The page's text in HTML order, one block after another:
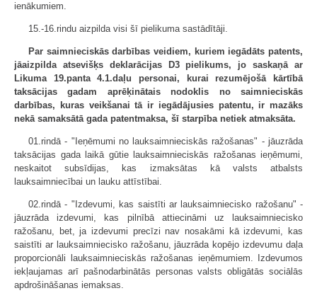
ienākumiem.
15.-16.rindu aizpilda visi šī pielikuma sastādītāji.
Par saimnieciskās darbības veidiem, kuriem iegādāts patents,
jāaizpilda atsevišķs deklarācijas D3 pielikums, jo saskaņā ar
Likuma 19.panta 4.1.daļu personai, kurai rezumējošā kārtībā
taksācijas gadam aprēķinātais nodoklis no saimnieciskās
darbības, kuras veikšanai tā ir iegādājusies patentu, ir mazāks
nekā samaksātā gada patentmaksa, šī starpība netiek atmaksāta.
01.rindā - "Ieņēmumi no lauksaimnieciskās ražošanas" - jāuzrāda
taksācijas gada laikā gūtie lauksaimnieciskās ražošanas ieņēmumi,
neskaitot subsīdijas, kas izmaksātas kā valsts atbalsts
lauksaimniecībai un lauku attīstībai.
02.rindā - "Izdevumi, kas saistīti ar lauksaimniecisko ražošanu" -
jāuzrāda izdevumi, kas pilnībā attiecināmi uz lauksaimniecisko
ražošanu, bet, ja izdevumi precīzi nav nosakāmi kā izdevumi, kas
saistīti ar lauksaimniecisko ražošanu, jāuzrāda kopējo izdevumu daļa
proporcionāli lauksaimnieciskās ražošanas ieņēmumiem. Izdevumos
iekļaujamas arī pašnodarbinātās personas valsts obligātās sociālās
apdrošināšanas iemaksas.